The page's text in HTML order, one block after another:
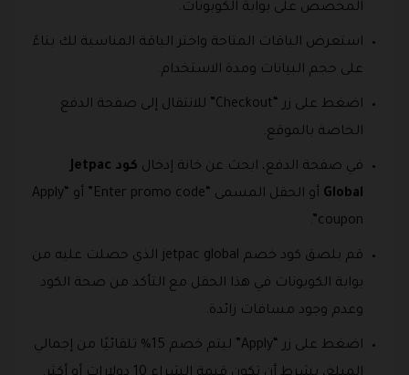
المخصص على بوابة الكوبونات.
استعرض الباقات المتاحة واختر الباقة المناسبة لك بناءً
على حجم البيانات ومدة الاستخدام.
اضغط على زر “Checkout” للانتقال إلى صفحة الدفع
الخاصة بالموقع.
في صفحة الدفع، ابحث عن خانة إدخال
كود Jetpac
Global
أو الحقل المسمى “Enter promo code” أو “Apply
coupon”.
قم بلصق كود خصم jetpac global الذي حصلت عليه من
بوابة الكوبونات في هذا الحقل مع التأكد من صحة الكود
وعدم وجود مسافات زائدة.
اضغط على زر “Apply” ليتم خصم 15% تلقائيًا من إجمالي